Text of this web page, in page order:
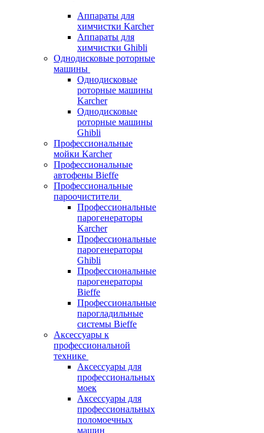
Аппараты для
химчистки Karcher
Аппараты для
химчистки Ghibli
Однодисковые роторные
машины
Однодисковые
роторные машины
Karcher
Однодисковые
роторные машины
Ghibli
Профессиональные
мойки Karcher
Профессиональные
автофены Bieffe
Профессиональные
пароочистители
Профессиональные
парогенераторы
Karcher
Профессиональные
парогенераторы
Ghibli
Профессиональные
парогенераторы
Bieffe
Профессиональные
парогладильные
системы Bieffe
Аксессуары к
профессиональной
технике
Аксессуары для
профессиональных
моек
Аксессуары для
профессиональных
поломоечных
машин